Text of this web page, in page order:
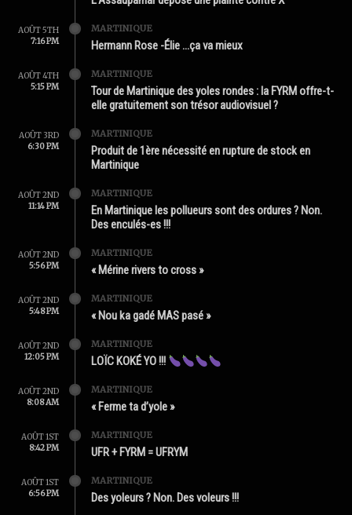
AOÛT 5TH
7:16 PM
MARTINIQUE
Hermann Rose -Élie …ça va mieux
AOÛT 4TH
5:15 PM
MARTINIQUE
Tour de Martinique des yoles rondes : la FYRM offre-t-
elle gratuitement son trésor audiovisuel ?
AOÛT 3RD
6:30 PM
MARTINIQUE
Produit de 1ère nécessité en rupture de stock en
Martinique
AOÛT 2ND
11:14 PM
MARTINIQUE
En Martinique les pollueurs sont des ordures ? Non.
Des enculés-es !!!
AOÛT 2ND
5:56 PM
MARTINIQUE
« Mérine rivers to cross »
AOÛT 2ND
5:48 PM
MARTINIQUE
« Nou ka gadé MAS pasé »
AOÛT 2ND
12:05 PM
MARTINIQUE
LOÏC KOKÉ YO !!!
AOÛT 2ND
8:08 AM
MARTINIQUE
« Ferme ta d’yole »
AOÛT 1ST
8:42 PM
MARTINIQUE
UFR + FYRM = UFRYM
AOÛT 1ST
6:56 PM
MARTINIQUE
Des yoleurs ? Non. Des voleurs !!!